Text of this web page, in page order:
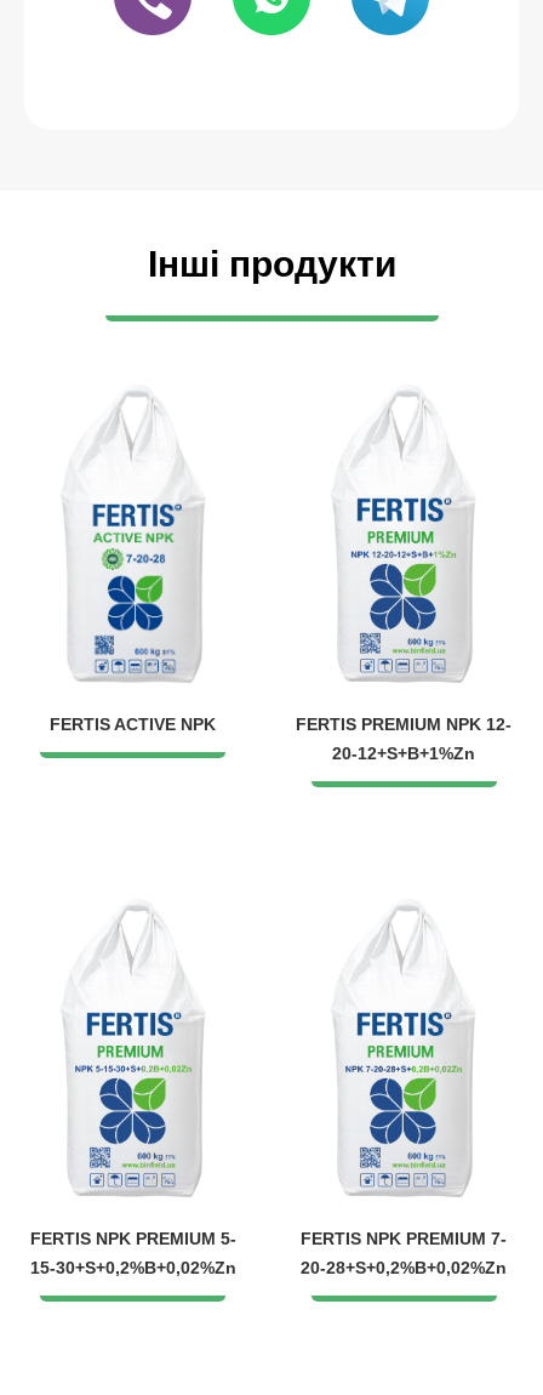
Інші продукти
FERTIS ACTIVE NPK
FERTIS PREMIUM NPK 12-
20-12+S+B+1%Zn
FERTIS NPK PREMIUM 5-
15-30+S+0,2%B+0,02%Zn
FERTIS NPK PREMIUM 7-
20-28+S+0,2%B+0,02%Zn